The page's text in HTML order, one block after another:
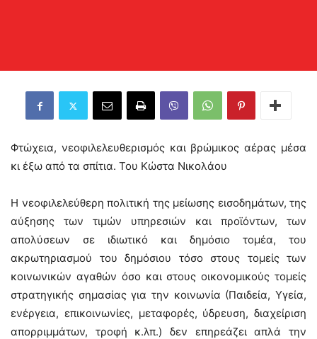
Φτώχεια, νεοφιλελευθερισμός και βρώμικος αέρας μέσα
κι έξω από τα σπίτια. Του Κώστα Νικολάου
Η νεοφιλελεύθερη πολιτική της μείωσης εισοδημάτων, της
αύξησης των τιμών υπηρεσιών και προϊόντων, των
απολύσεων σε ιδιωτικό και δημόσιο τομέα, του
ακρωτηριασμού του δημόσιου τόσο στους τομείς των
κοινωνικών αγαθών όσο και στους οικονομικούς τομείς
στρατηγικής σημασίας για την κοινωνία (Παιδεία, Υγεία,
ενέργεια, επικοινωνίες, μεταφορές, ύδρευση, διαχείριση
απορριμμάτων, τροφή κ.λπ.) δεν επηρεάζει απλά την